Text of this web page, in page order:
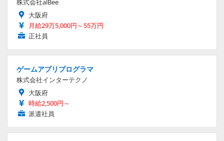
株式会社alBee
大阪府
月給29万5,000円～55万円
正社員
ゲームアプリプログラマ
株式会社インターテクノ
大阪府
時給2,500円～
派遣社員